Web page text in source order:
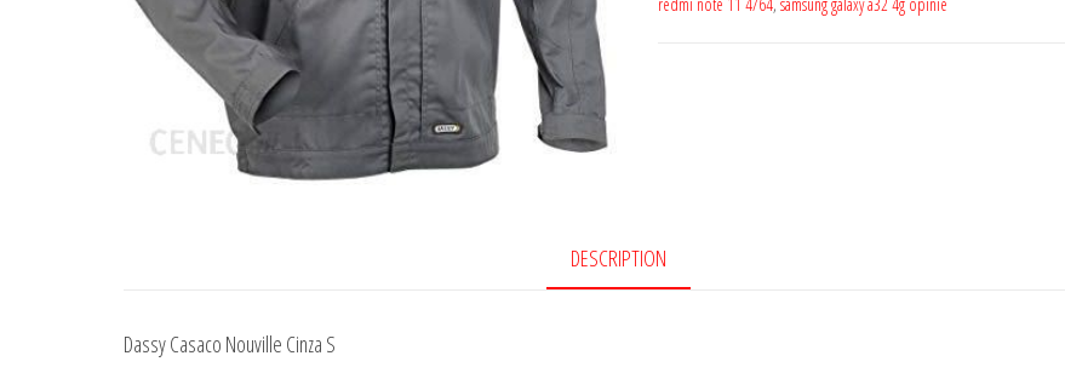
DESCRIPTION
Dassy Casaco Nouville Cinza S